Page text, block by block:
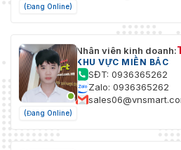
(Đang Online)
(Đang Online)
Nhân viên kinh doanh:
KHU VỰC MIỀN BẮC
SĐT: 0936365262
Zalo: 0936365262